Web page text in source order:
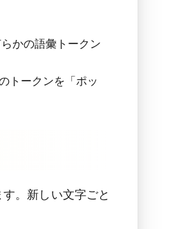
かの語彙トークン
トークンを「ポッ
。新しい文字ごと